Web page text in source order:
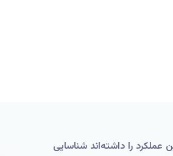
عملکرد را داشته‌اند شناسایی